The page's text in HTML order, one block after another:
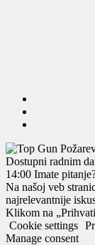
Dostupni radnim
14:00 Imate
Na našoj veb
najrelevantnije
Klikom na
Cookie settings
Manage consent